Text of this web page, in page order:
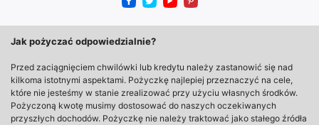
Jak pożyczać odpowiedzialnie?
Przed zaciągnięciem chwilówki lub kredytu należy zastanowić się nad
kilkoma istotnymi aspektami. Pożyczkę najlepiej przeznaczyć na cele,
które nie jesteśmy w stanie zrealizować przy użyciu własnych środków.
Pożyczoną kwotę musimy dostosować do naszych oczekiwanych
przyszłych dochodów. Pożyczkę nie należy traktować jako stałego źródła